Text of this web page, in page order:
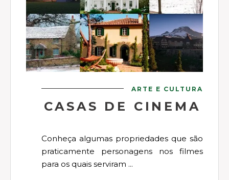
ARTE E CULTURA
CASAS DE CINEMA
Conheça algumas propriedades que são
praticamente personagens nos filmes
para os quais serviram ...